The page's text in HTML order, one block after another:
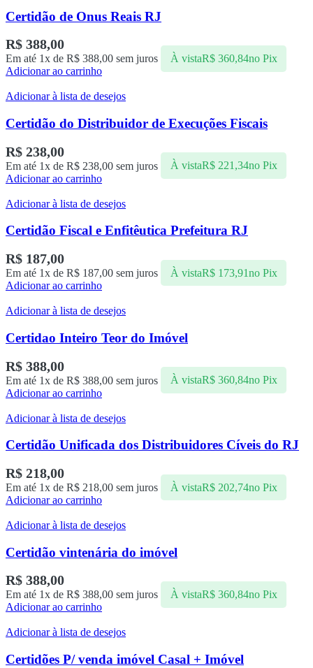
Certidão de Onus Reais RJ
R$ 388,00
Em até 1x de R$ 388,00 sem juros À vistaR$360,84no Pix
Adicionar ao carrinho
Adicionar à lista de desejos
Certidão do Distribuidor de Execuções Fiscais
R$ 238,00
Em até 1x de R$ 238,00 sem juros À vistaR$221,34no Pix
Adicionar ao carrinho
Adicionar à lista de desejos
Certidão Fiscal e Enfitêutica Prefeitura RJ
R$ 187,00
Em até 1x de R$ 187,00 sem juros À vistaR$173,91no Pix
Adicionar ao carrinho
Adicionar à lista de desejos
Certidao Inteiro Teor do Imóvel
R$ 388,00
Em até 1x de R$ 388,00 sem juros À vistaR$360,84no Pix
Adicionar ao carrinho
Adicionar à lista de desejos
Certidão Unificada dos Distribuidores Cíveis do RJ
R$ 218,00
Em até 1x de R$ 218,00 sem juros À vistaR$202,74no Pix
Adicionar ao carrinho
Adicionar à lista de desejos
Certidão vintenária do imóvel
R$ 388,00
Em até 1x de R$ 388,00 sem juros À vistaR$360,84no Pix
Adicionar ao carrinho
Adicionar à lista de desejos
Certidões P/ venda imóvel Casal + Imóvel